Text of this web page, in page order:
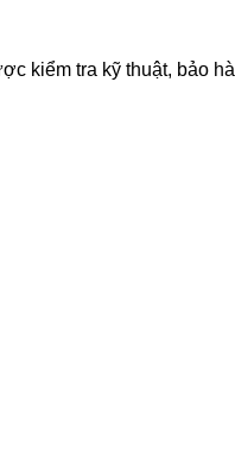
kiểm tra kỹ thuật, bảo